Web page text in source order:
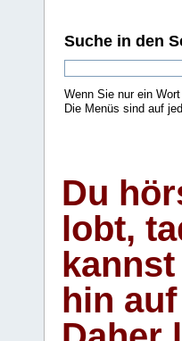
Suche in den
Wenn Sie nur ein
Die Menüs sind auf
Du
lobt,
hin